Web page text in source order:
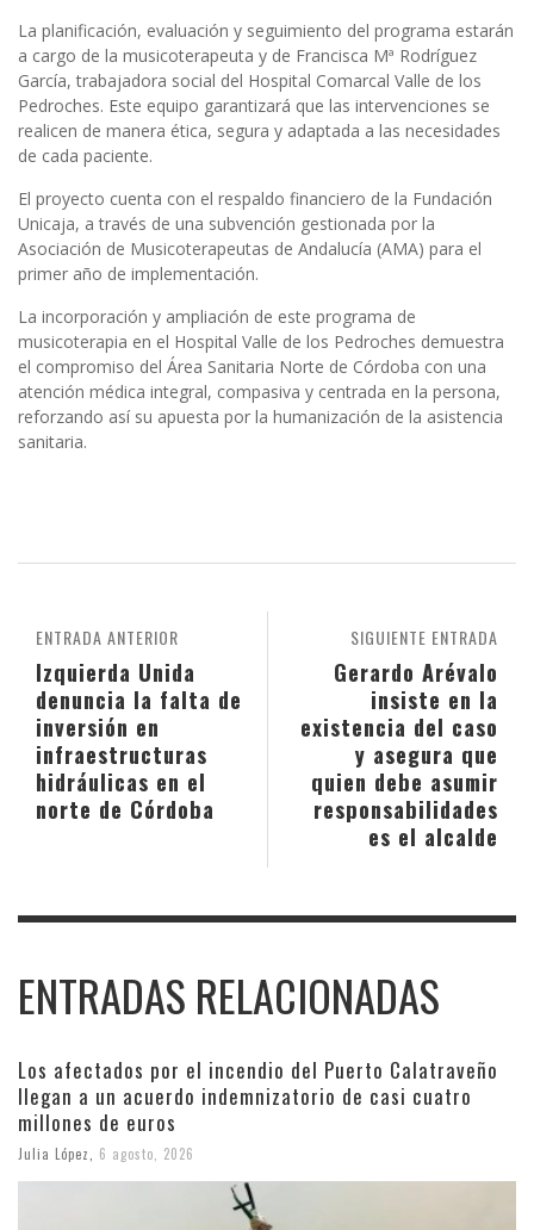
La planificación, evaluación y seguimiento del programa estarán
a cargo de la musicoterapeuta y de Francisca Mª Rodríguez
García, trabajadora social del Hospital Comarcal Valle de los
Pedroches. Este equipo garantizará que las intervenciones se
realicen de manera ética, segura y adaptada a las necesidades
de cada paciente.
El proyecto cuenta con el respaldo financiero de la Fundación
Unicaja, a través de una subvención gestionada por la
Asociación de Musicoterapeutas de Andalucía (AMA) para el
primer año de implementación.
La incorporación y ampliación de este programa de
musicoterapia en el Hospital Valle de los Pedroches demuestra
el compromiso del Área Sanitaria Norte de Córdoba con una
atención médica integral, compasiva y centrada en la persona,
reforzando así su apuesta por la humanización de la asistencia
sanitaria.
SIGUIENTE ENTRADA
Gerardo Arévalo
insiste en la
existencia del caso
y asegura que
quien debe asumir
responsabilidades
es el alcalde
ENTRADA ANTERIOR
Izquierda Unida
denuncia la falta de
inversión en
infraestructuras
hidráulicas en el
norte de Córdoba
ENTRADAS RELACIONADAS
Los afectados por el incendio del Puerto Calatraveño
llegan a un acuerdo indemnizatorio de casi cuatro
millones de euros
Julia López 6 agosto, 2026